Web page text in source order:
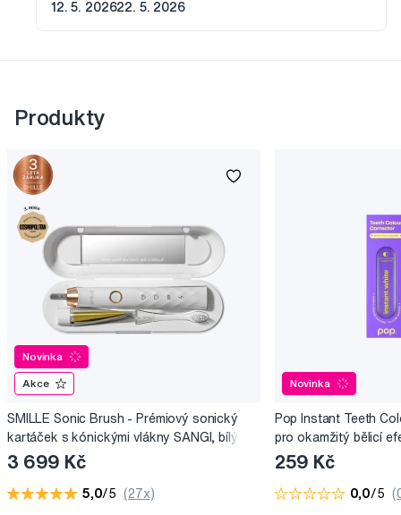
12. 5. 202622. 5. 2026
Produkty
Novinka
Akce
SMILLE Sonic Brush - Prémiový sonický
kartáček s kónickými vlákny SANGI, bílý
3 699 Kč
5,0/5 (27x)
Novinka
Pop Instant Teeth
pro okamžitý bělicí
259 Kč
0,0/5